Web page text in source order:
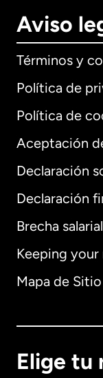
Aviso
Términos y
Política de
Política de
Aceptación
Declaración
Declaración
Brecha
Keeping
Mapa de Sitio
Elige tu